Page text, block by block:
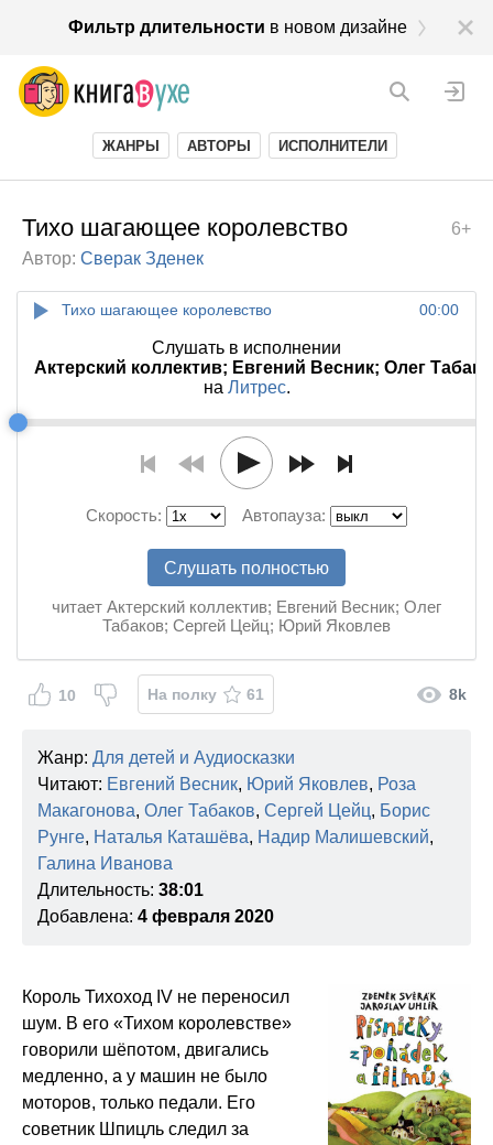
Фильтр длительности в новом дизайне
ЖАНРЫ АВТОРЫ ИСПОЛНИТЕЛИ
6+
Тихо шагающее королевство
Автор: Сверак Зденек
00:00
Тихо шагающее королевство
Слушать в исполнении
Актерский коллектив; Евгений Весник; Олег
на Литрес.
Скорость: Автопауза:
Слушать полностью
читает Актерский коллектив; Евгений Весник; Олег
Табаков; Сергей Цейц; Юрий Яковлев
10 На полку 61 8k
Жанр: Для детей и Аудиосказки
Читают: Евгений Весник, Юрий Яковлев, Роза
Макагонова, Олег Табаков, Сергей Цейц, Борис
Рунге, Наталья Каташёва, Надир Малишевский,
Галина Иванова
Длительность: 38:01
Добавлена: 4 февраля 2020
Король Тихоход IV не переносил
шум. В его «Тихом королевстве»
говорили шёпотом, двигались
медленно, а у машин не было
моторов, только педали. Его
советник Шпицль следил за